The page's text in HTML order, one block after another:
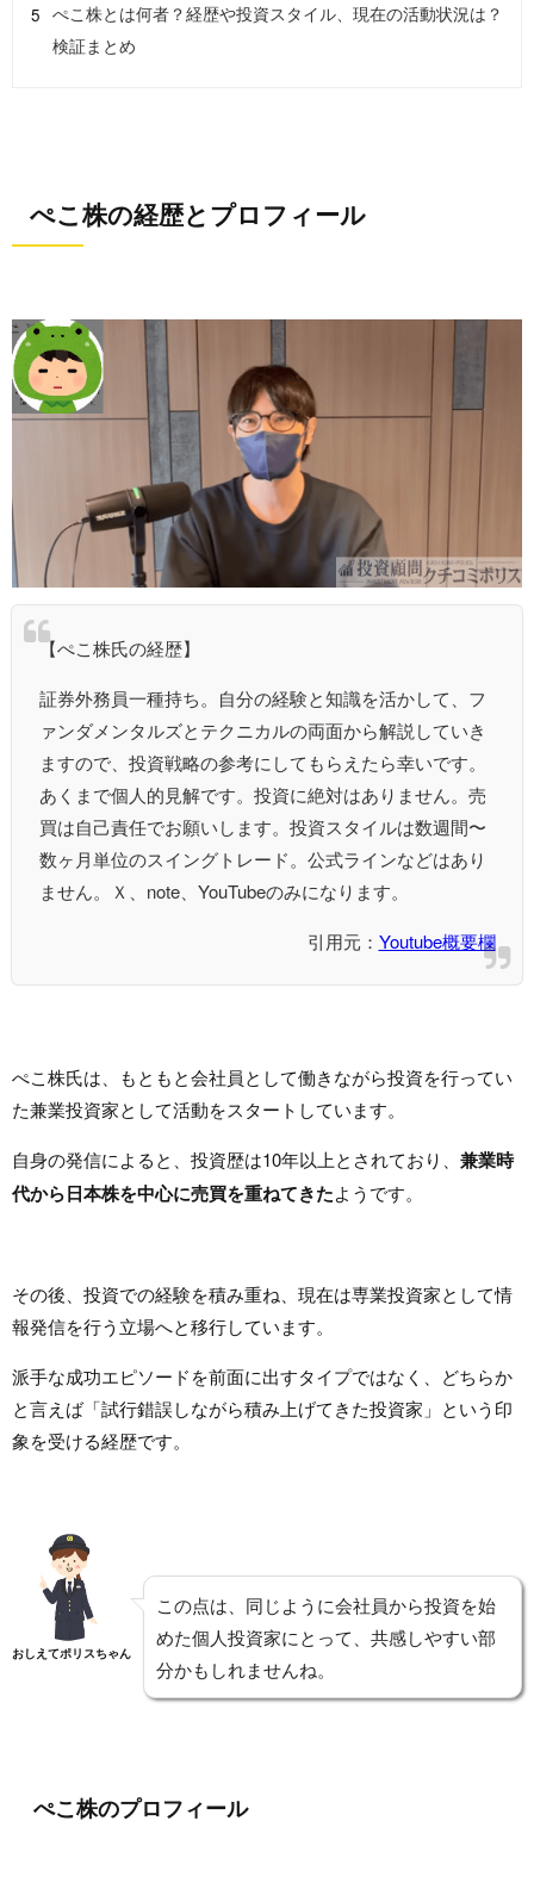
ぺこ株とは何者？経歴や投資スタイル、現在の活動状況は？
検証まとめ
ぺこ株の経歴とプロフィール
【ぺこ株氏の経歴】
証券外務員一種持ち。自分の経験と知識を活かして、フ
ァンダメンタルズとテクニカルの両面から解説していき
ますので、投資戦略の参考にしてもらえたら幸いです。
あくまで個人的見解です。投資に絶対はありません。売
買は自己責任でお願いします。投資スタイルは数週間〜
数ヶ月単位のスイングトレード。公式ラインなどはあり
ません。Ｘ、note、YouTubeのみになります。
引用元： Youtube概要欄
ぺこ株氏は、もともと会社員として働きながら投資を行ってい
た兼業投資家として活動をスタートしています。
自身の発信によると、投資歴は10年以上とされており、 兼業時
代から日本株を中心に売買を重ねてきたようです。
その後、投資での経験を積み重ね、現在は専業投資家として情
報発信を行う立場へと移行しています。
派手な成功エピソードを前面に出すタイプではなく、どちらか
と言えば「試行錯誤しながら積み上げてきた投資家」という印
象を受ける経歴です。
おしえてポリスちゃん
この点は、同じように会社員から投資を始
めた個人投資家にとって、共感しやすい部
分かもしれませんね。
ぺこ株のプロフィール